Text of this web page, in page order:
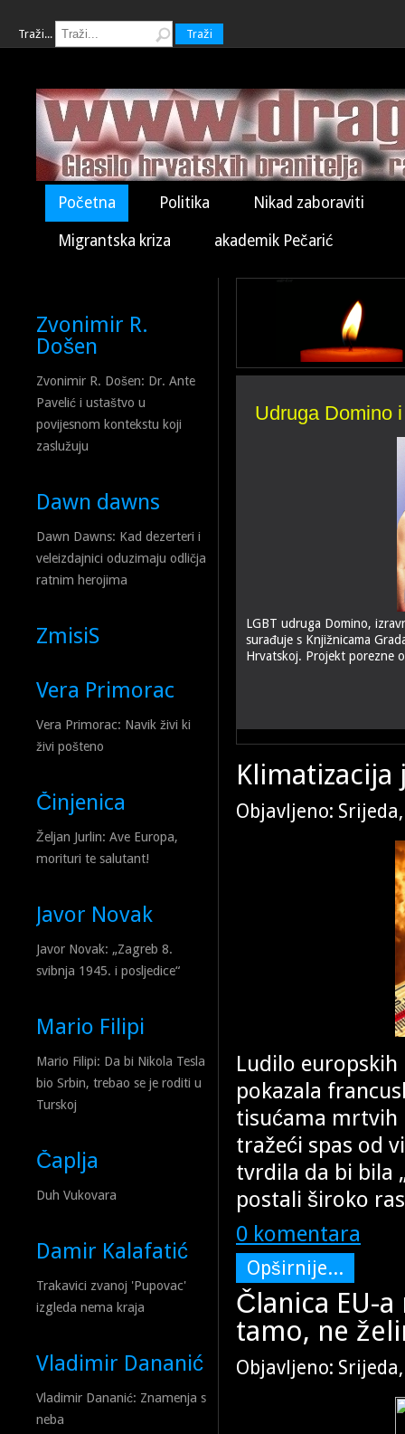
Traži... Traži
Početna Politika Nikad zaboraviti
Migrantska kriza akademik Pečarić
Zvonimir R.
Došen
Zvonimir R. Došen: Dr. Ante
Pavelić i ustaštvo u
povijesnom kontekstu koji
zaslužuju
Dawn dawns
Dawn Dawns: Kad dezerteri i
veleizdajnici oduzimaju odličja
ratnim herojima
ZmisiS
Vera Primorac
Vera Primorac: Navik živi ki
živi pošteno
Činjenica
Željan Jurlin: Ave Europa,
morituri te salutant!
Javor Novak
Javor Novak: „Zagreb 8.
svibnja 1945. i posljedice“
Mario Filipi
Mario Filipi: Da bi Nikola Tesla
bio Srbin, trebao se je roditi u
Turskoj
Čaplja
Duh Vukovara
Damir Kalafatić
Trakavici zvanoj 'Pupovac'
izgleda nema kraja
Vladimir Dananić
Vladimir Dananić: Znamenja s
neba
Udruga Domino
LGBT udruga Domino,
surađuje s Knjižnicama
Hrvatskoj. Projekt porezne
Objavljeno:
Ludilo
pokazala
tisućama mrtvih
tražeći spas od
tvrdila da bi bila
postali široko
0 komentara
Opširnije...
Članica EU-
tamo, ne
Objavljeno: